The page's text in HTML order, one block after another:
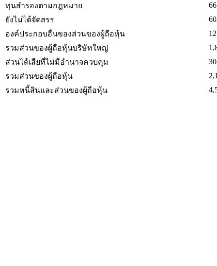
ทุนสำรองตามกฎหมาย
ยังไม่ได้จัดสรร
องค์ประกอบอื่นของส่วนของผู้ถือหุ้น
รวมส่วนของผู้ถือหุ้นบริษัทใหญ่
ส่วนได้เสียที่ไม่มีอำนาจควบคุม
รวมส่วนของผู้ถือหุ้น
รวมหนี้สินและส่วนของผู้ถือหุ้น